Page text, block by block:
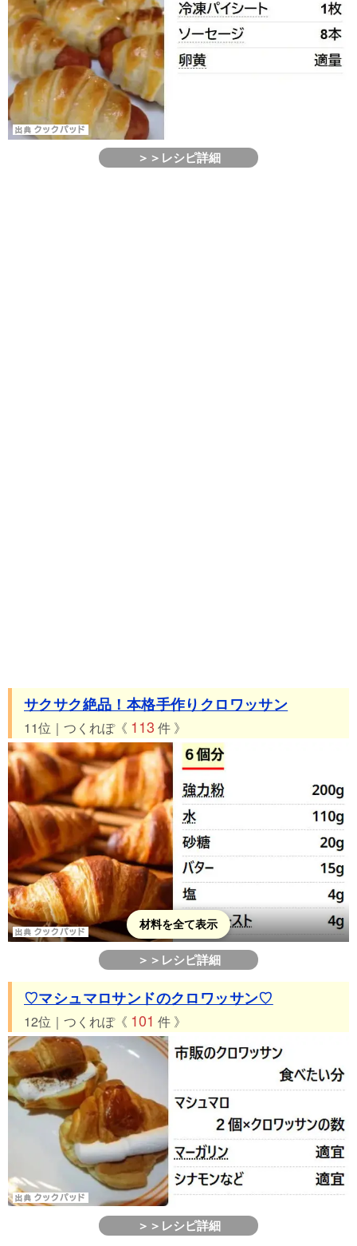
＞＞レシピ詳細
サクサク絶品！本格手作りクロワッサン
11位｜つくれぽ《 113 件 》
材料を全て表示
＞＞レシピ詳細
♡マシュマロサンドのクロワッサン♡
12位｜つくれぽ《 101 件 》
＞＞レシピ詳細